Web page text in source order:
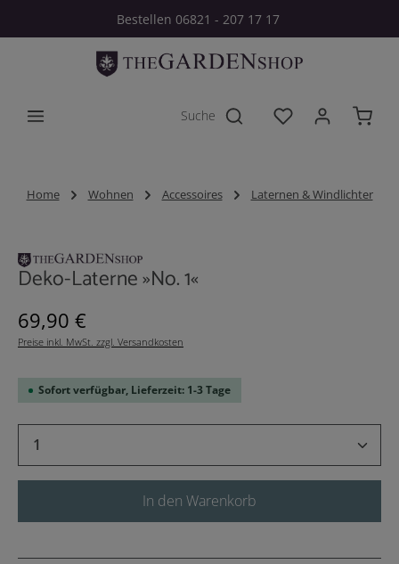
Zum Hauptinhalt springenBestellen 06821 - 207 17 17
Du hast 0
Home Wohnen Accessoires Laternen & Windlichter
Deko-Laterne »No. 1«
Regulärer Preis:
69,90 €
Preise inkl. MwSt. zzgl. Versandkosten
Sofort verfügbar, Lieferzeit: 1-3 Tage
Produkt Anzahl: Gib den gewünschten
In den Warenkorb